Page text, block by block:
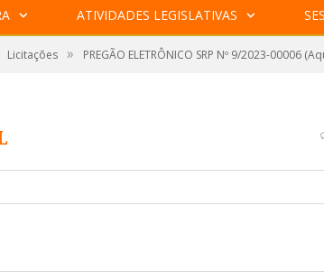
ATIVIDADES LEGISLATIVAS
Licitações » PREGÃO ELETRÔNICO SRP Nº 9/2023-00006